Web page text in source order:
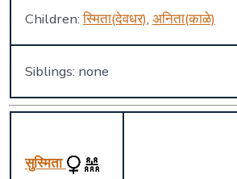
Children:स्मिता(देवधर), अनिता(काळे)
Siblings: none
सुस्मिता